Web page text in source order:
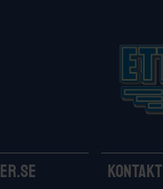
Kontakt